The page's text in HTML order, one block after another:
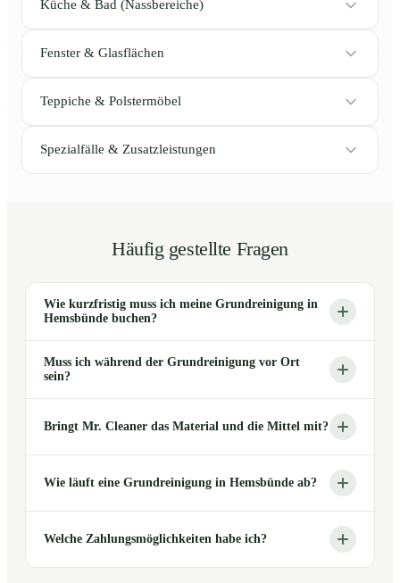
Küche & Bad (Nassbereiche)
Fenster & Glasflächen
Teppiche & Polstermöbel
Spezialfälle & Zusatzleistungen
Häufig gestellte Fragen
Wie kurzfristig muss ich meine Grundreinigung in
Hemsbünde buchen?
Muss ich während der Grundreinigung vor Ort
sein?
Bringt Mr. Cleaner das Material und die Mittel mit?
Wie läuft eine Grundreinigung in Hemsbünde ab?
Welche Zahlungsmöglichkeiten habe ich?